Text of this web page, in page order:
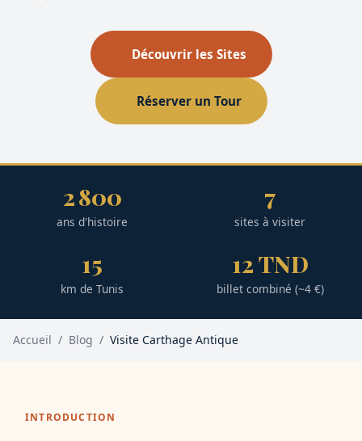
Découvrir les Sites
Réserver un Tour
2 800
ans d'histoire
7
sites à visiter
15
km de Tunis
12 TND
billet combiné (~4 €)
Accueil / Blog / Visite Carthage Antique
INTRODUCTION